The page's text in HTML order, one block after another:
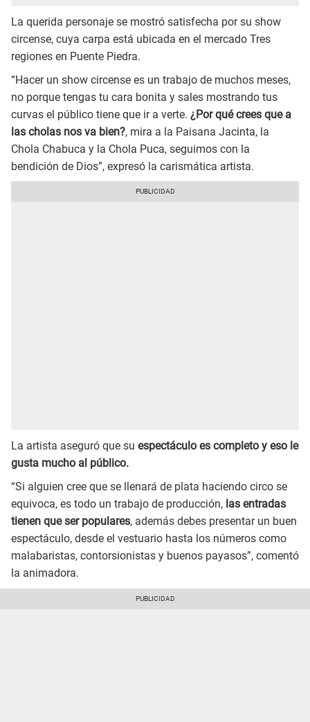
La querida personaje se mostró satisfecha por su show
circense, cuya carpa está ubicada en el mercado Tres
regiones en Puente Piedra.
“Hacer un show circense es un trabajo de muchos meses,
no porque tengas tu cara bonita y sales mostrando tus
curvas el público tiene que ir a verte. ¿Por qué crees que a
las cholas nos va bien?, mira a la Paisana Jacinta, la
Chola Chabuca y la Chola Puca, seguimos con la
bendición de Dios”, expresó la carismática artista.
La artista aseguró que su espectáculo es completo y eso le
gusta mucho al público.
“Si alguien cree que se llenará de plata haciendo circo se
equivoca, es todo un trabajo de producción, las entradas
tienen que ser populares, además debes presentar un buen
espectáculo, desde el vestuario hasta los números como
malabaristas, contorsionistas y buenos payasos”, comentó
la animadora.